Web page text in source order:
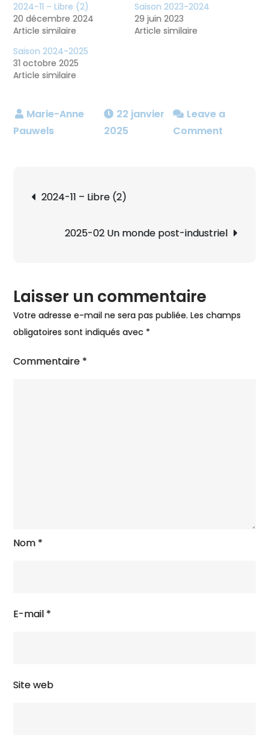
2024-11 – Libre (2)
20 décembre 2024
Article similaire
Saison 2023-2024
29 juin 2023
Article similaire
Saison 2024-2025
31 octobre 2025
Article similaire
22 janvier
2025
Leave a
Comment
la
de
l’article
2024-11 – Libre (2)
2025-02 Un monde post-industriel
Laisser un commentaire
Votre adresse e-mail ne sera pas publiée. Les champs
obligatoires sont indiqués avec *
Commentaire *
Nom *
E-mail *
Site web